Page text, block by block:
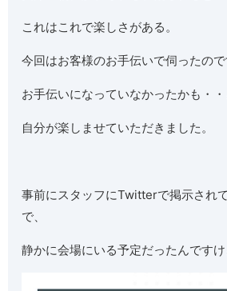
これはこれで楽しさがある。
今回はお客様のお手伝いで伺ったの
お手伝いになっていなかったかも・
自分が楽しませていただきました。
事前にスタッフにTwitterで掲示され
で、
静かに会場にいる予定だったんです